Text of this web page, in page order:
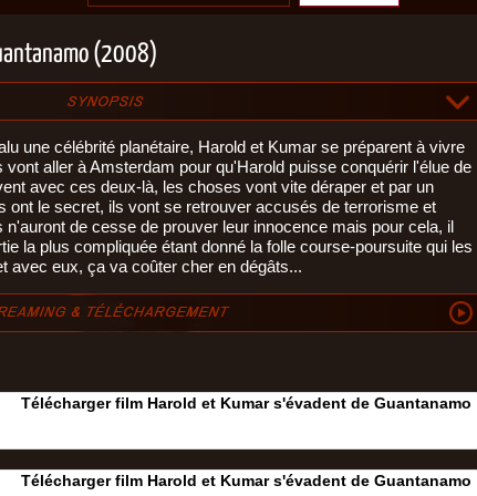
(2008)
une célébrité planétaire, Harold et Kumar se préparent à vivre
aller à Amsterdam pour qu'Harold puisse conquérir l'élue de
avec ces deux-là, les choses vont vite déraper et par un
ont le secret, ils vont se retrouver accusés de terrorisme et
de cesse de prouver leur innocence mais pour cela, il
la plus compliquée étant donné la folle course-poursuite qui les
avec eux, ça va coûter cher en dégâts...
Télécharger film Harold et Kumar s'évadent de Guantanamo
Télécharger film Harold et Kumar s'évadent de Guantanamo